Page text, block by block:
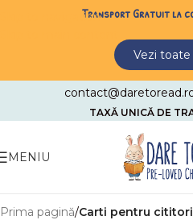
Skip to navigationTransport Gratuit la
Vezi toate
TAXĂ UNICĂ DE
MENIU
Prima pagină Carti pentru